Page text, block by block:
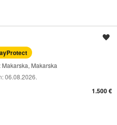
Makarska, Makarska
06.08.2026.
1.500 €